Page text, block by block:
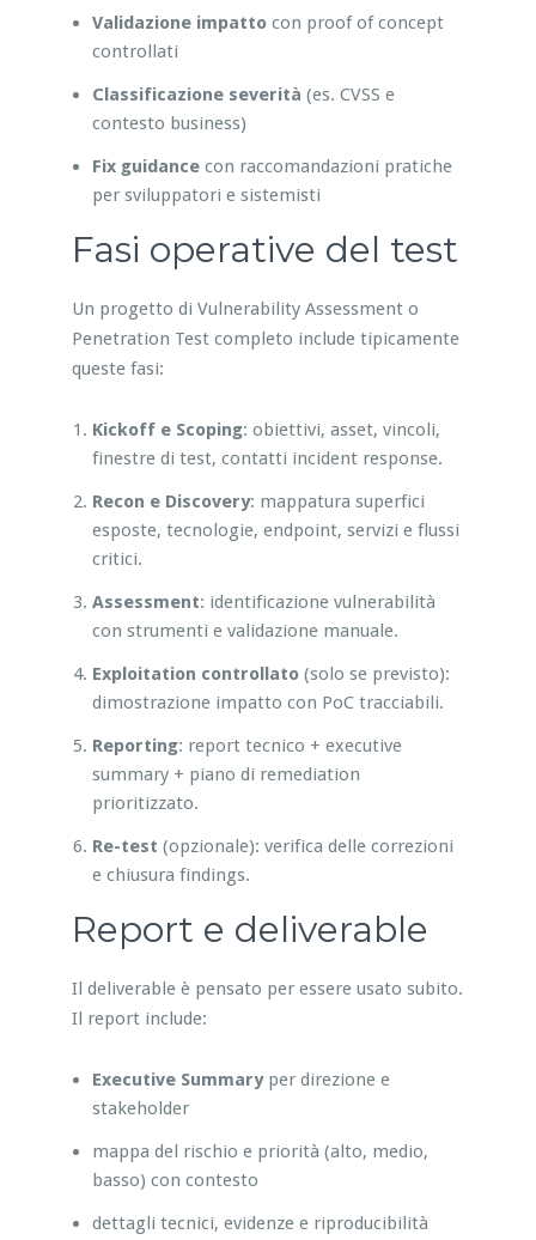
Validazione impattocon proof of concept
controllati
Classificazione severità (es. CVSS e
contesto business)
Fix guidancecon raccomandazioni pratiche
per sviluppatori e sistemisti
Fasi operative del test
Un progetto di Vulnerability Assessment o
Penetration Test completo include tipicamente
queste fasi:
Kickoff e Scoping: obiettivi, asset, vincoli,
finestre di test, contatti incident response.
Recon e Discovery: mappatura superfici
esposte, tecnologie, endpoint, servizi e flussi
critici.
Assessment: identificazione vulnerabilità
con strumenti e validazione manuale.
Exploitation controllato(solo se previsto):
dimostrazione impatto con PoC tracciabili.
Reporting: report tecnico + executive
summary + piano di remediation
prioritizzato.
Re-test (opzionale): verifica delle correzioni
e chiusura findings.
Report e deliverable
Il deliverable è pensato per essere usato subito.
Il report include:
Executive Summaryper direzione e
stakeholder
mappa del rischio e priorità (alto, medio,
basso) con contesto
dettagli tecnici, evidenze e riproducibilità